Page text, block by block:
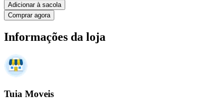
Adicionar à sacola
Comprar agora
Informações da loja
Tuia Moveis